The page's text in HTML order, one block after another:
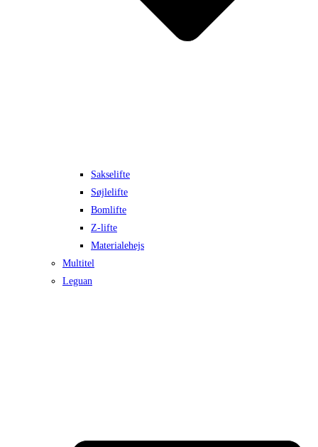
Sakselifte
Søjlelifte
Bomlifte
Z-lifte
Materialehejs
Multitel
Leguan